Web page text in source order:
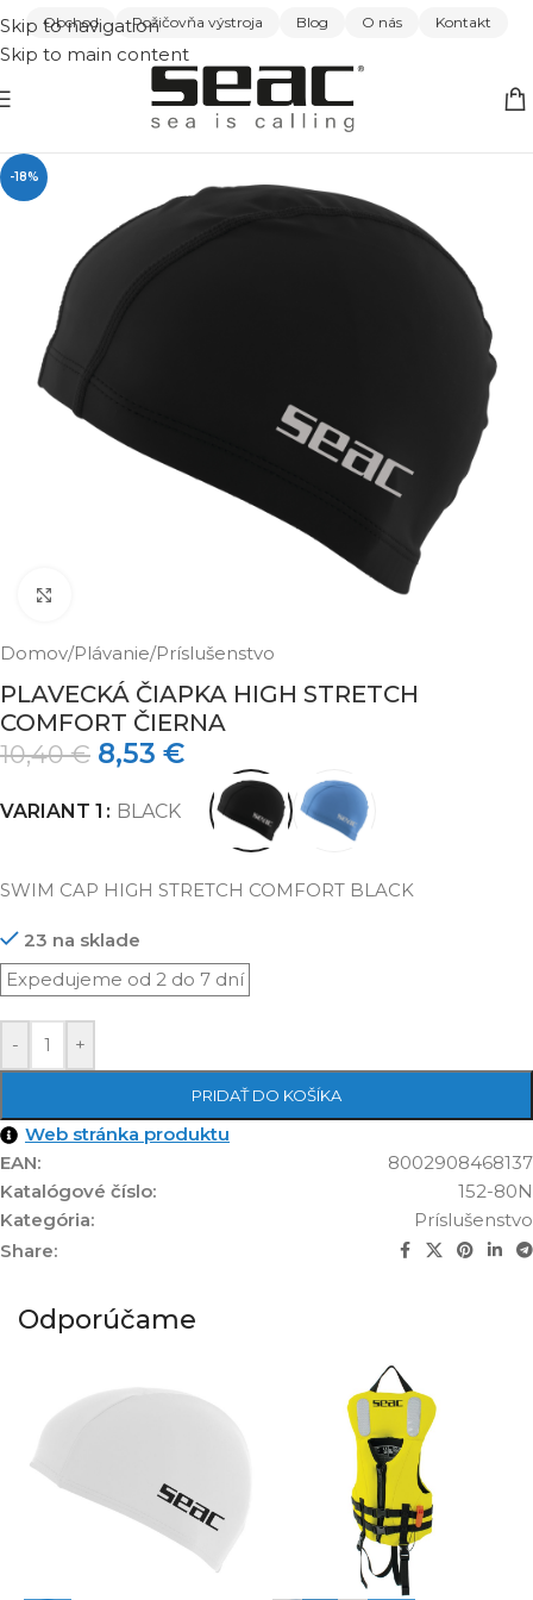
Skip to navigation
Skip to main content
Obchod Požičovňa výstroja Blog O nás Kontakt
-18%
Domov/Plávanie/Príslušenstvo
PLAVECKÁ ČIAPKA HIGH STRETCH
COMFORT ČIERNA
10,40€ 8,53 €
VARIANT 1 BLACK
SWIM CAP HIGH STRETCH COMFORT BLACK
23 na sklade
- +
PRIDAŤ DO KOŠÍKA
Web stránka produktu
EAN:
8002908468137
Katalógové číslo:
152-80N
Kategória:
Príslušenstvo
Share:
Odporúčame